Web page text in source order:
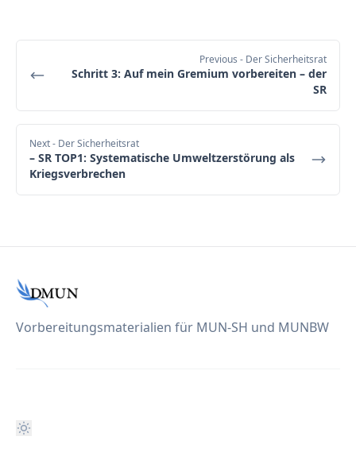
Previous - Der Sicherheitsrat
Schritt 3: Auf mein Gremium vorbereiten – der
SR
Next- Der Sicherheitsrat
– SR TOP1: Systematische Umweltzerstörung als
Kriegsverbrechen
Vorbereitungsmaterialien für MUN-SH und MUNBW